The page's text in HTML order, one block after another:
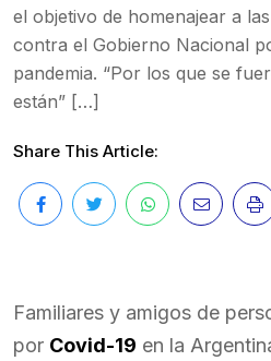
el objetivo de homenajear a
contra el Gobierno Nacional
pandemia. “Por los que se
están” […]
Share This Article:
Familiares y amigos de
por Covid-19 en la